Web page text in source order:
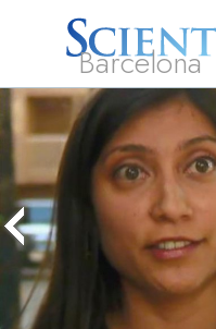
Barcelona
L. Ronald
Hubbard
¿Qué es
Scientology?